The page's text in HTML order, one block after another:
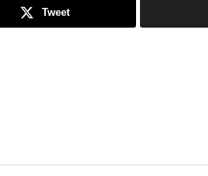
Tweet